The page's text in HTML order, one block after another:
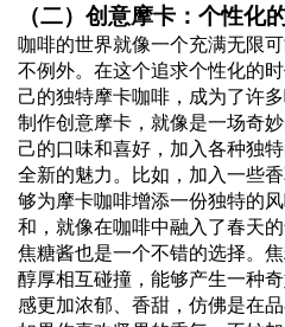
（二）创意摩卡：个性化
咖啡的世界就像一个充满无限
不例外。在这个追求个性化的
己的独特摩卡咖啡，成为了许
制作创意摩卡，就像是一场奇
己的口味和喜好，加入各种独
全新的魅力。比如，加入一些
够为摩卡咖啡增添一份独特的
和，就像在咖啡中融入了春天
焦糖酱也是一个不错的选择。
醇厚相互碰撞，能够产生一种
感更加浓郁、香甜，仿佛是在品